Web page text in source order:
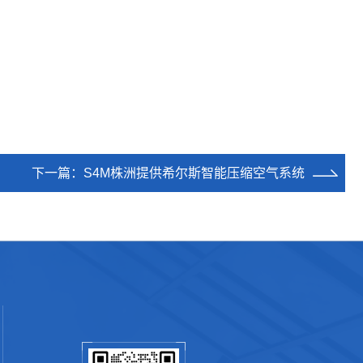
下一篇： S4M株洲提供希尔斯智能压缩空气系统